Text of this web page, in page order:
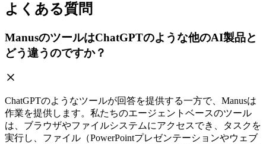
よくある質問
ManusのツールはChatGPTのような他のAI製品と
どう違うのですか？
ChatGPTのようなツールが回答を提供する一方で、Manusは
作業を提供します。私たちのエージェントベースのツール
は、ブラウザやファイルシステムにアクセスでき、タスクを
実行し、ファイル（PowerPointプレゼンテーションやウェブ